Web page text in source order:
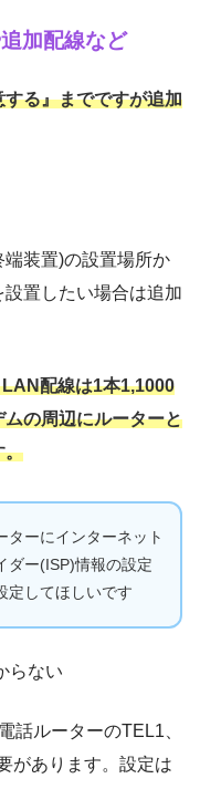
加配線など
る』までですが追加
装置)の設置場所か
置したい場合は追加
配線は1本1,1000
の周辺にルーターと
。
ターにインターネット
ダー(ISP)情報の設定
定してほしいです
らない
話ルーターのTEL1、
があります。設定は